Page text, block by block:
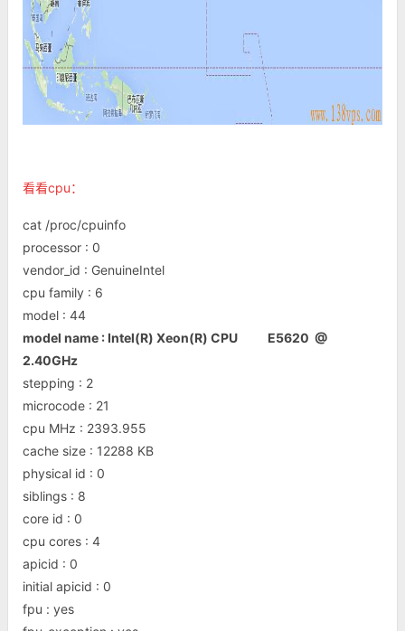
看看cpu：
cat /proc/cpuinfo
processor : 0
vendor_id : GenuineIntel
cpu family : 6
model : 44
model name : Intel(R) Xeon(R) CPU E5620 @
2.40GHz
stepping : 2
microcode : 21
cpu MHz : 2393.955
cache size : 12288 KB
physical id : 0
siblings : 8
core id : 0
cpu cores : 4
apicid : 0
initial apicid : 0
fpu : yes